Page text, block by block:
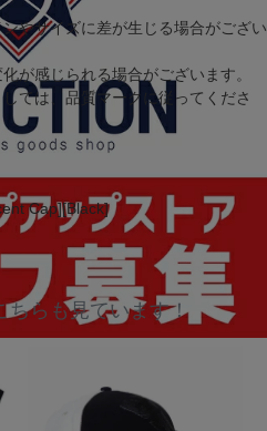
やサイズに差が生じる場合がござい
が感じられる場合がございます。
ては、品質マークに従ってくださ
Cap][Black]
ちらも見ています！